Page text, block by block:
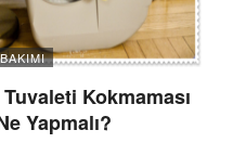
Kokmaması
Yapmalı?